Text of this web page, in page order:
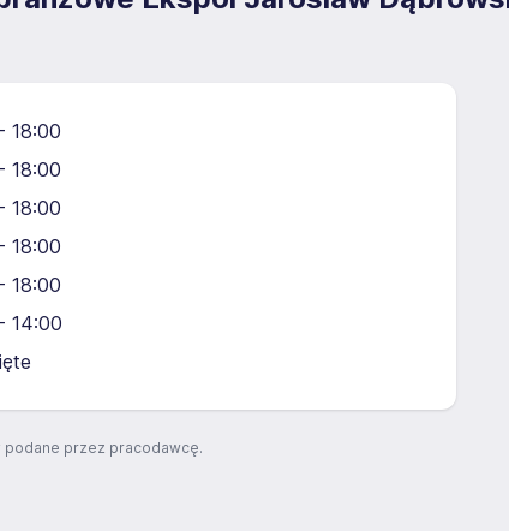
18:00
18:00
18:00
18:00
18:00
14:00
podane przez pracodawcę.